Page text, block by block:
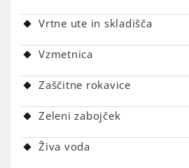
Vrtne ute in skladišča
Vzmetnica
Zaščitne rokavice
Zeleni zabojček
Živa voda